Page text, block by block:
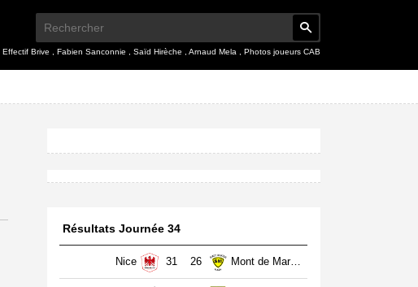
Effectif Brive Fabien Sanconnie Saïd Hirèche Arnaud Mela Photos joueurs CAB
Résultats Journée 34
Nice 31 26 Mont de Marsan